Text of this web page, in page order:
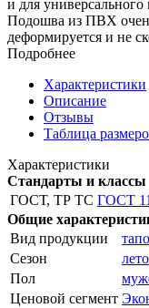
и для
Подошва из ПВХ
деформируется и не
Подробнее
Характеристики
Описание
Отзывы
Таблица
Характеристики
Стандарты и классы
ГОСТ, ТР ТС ГОСТ
Общие
Вид продукции
Сезон
лето
Пол
Ценовой сегмент